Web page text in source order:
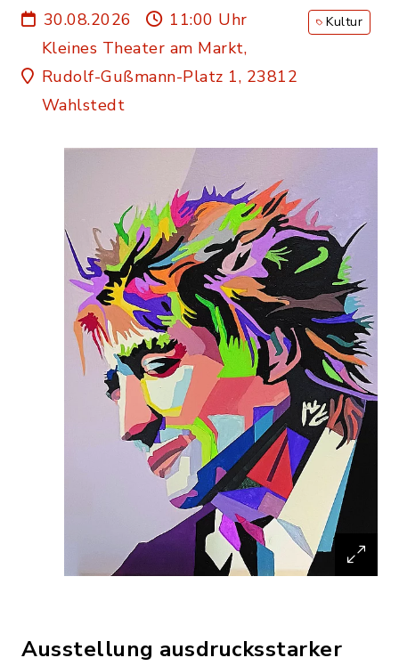
30.08.2026
11:00 Uhr
Kleines Theater am Markt,
Rudolf-Gußmann-Platz 1, 23812
Wahlstedt
Kultur
Ausstellung ausdrucksstarker